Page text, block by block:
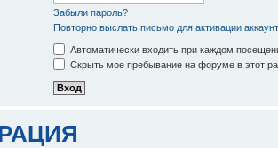
Забыли пароль?
Повторно выслать письмо для активации
Автоматически входить при каждом
Скрыть мое пребывание на форуме в этот